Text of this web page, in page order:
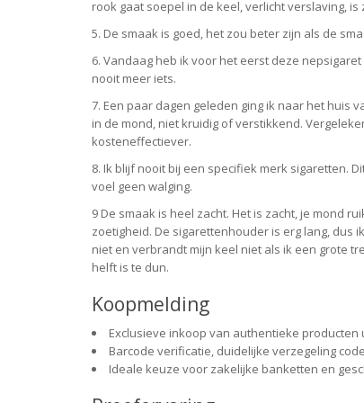
rook gaat soepel in de keel, verlicht verslaving,
5. De smaak is goed, het zou beter zijn als de
6. Vandaag heb ik voor het eerst deze
nooit meer iets.
7. Een paar dagen geleden ging ik naar het huis
in de mond, niet kruidig of verstikkend.
kosteneffectiever.
8. Ik blijf nooit bij een specifiek merk sigaretten.
voel geen walging.
9 De smaak is heel zacht. Het is zacht, je mond
zoetigheid. De sigarettenhouder is erg lang, dus
niet en verbrandt mijn keel niet als ik een grote
helft is te dun.
Koopmelding
Exclusieve inkoop van authentieke
Barcode verificatie, duidelijke verzegeling
Ideale keuze voor zakelijke banketten en